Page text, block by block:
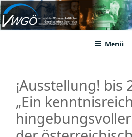
Zum
Inhalt
springenVWGÖ
Federation of Austrian Scientific
Menü
¡Ausstellung! bis
„Ein